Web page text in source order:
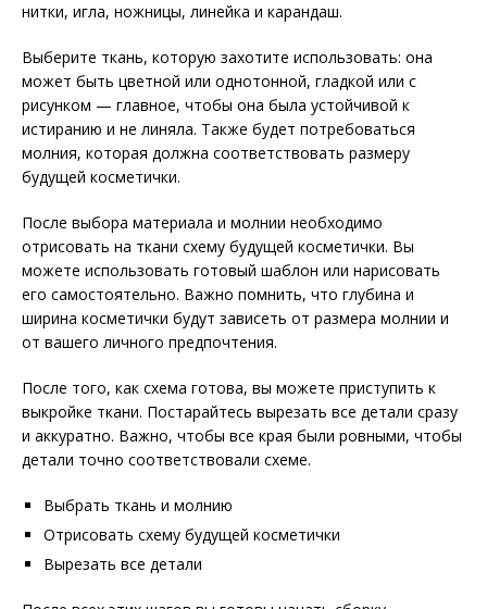
нитки, игла, ножницы, линейка и карандаш.
Выберите ткань, которую захотите использовать: она
может быть цветной или однотонной, гладкой или с
рисунком — главное, чтобы она была устойчивой к
истиранию и не линяла. Также будет потребоваться
молния, которая должна соответствовать размеру
будущей косметички.
После выбора материала и молнии необходимо
отрисовать на ткани схему будущей косметички. Вы
можете использовать готовый шаблон или нарисовать
его самостоятельно. Важно помнить, что глубина и
ширина косметички будут зависеть от размера молнии и
от вашего личного предпочтения.
После того, как схема готова, вы можете приступить к
выкройке ткани. Постарайтесь вырезать все детали сразу
и аккуратно. Важно, чтобы все края были ровными, чтобы
детали точно соответствовали схеме.
Выбрать ткань и молнию
Отрисовать схему будущей косметички
Вырезать все детали